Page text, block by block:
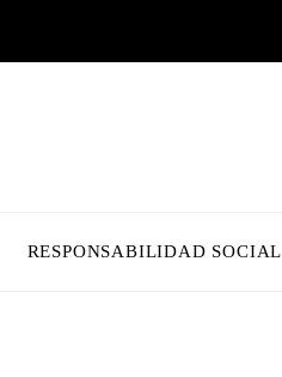
RESPONSABILIDAD SOCIAL